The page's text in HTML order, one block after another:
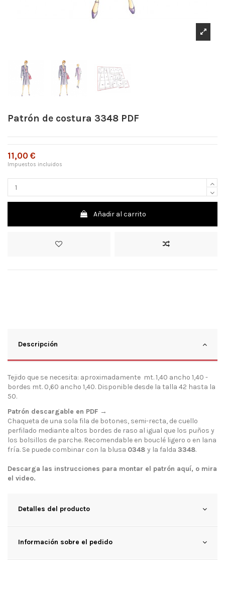
Patrón de costura 3348 PDF
11,00 €
Impuestos incluidos
Añadir al carrito
Descripción
Tejido que se necesita: aproximadamente mt. 1,40 ancho 1,40 -
bordes mt. 0,60 ancho 1,40. Disponible desde la talla 42 hasta la
50.
Patrón descargable en PDF →
Chaqueta de una sola fila de botones, semi-recta, de cuello
perfilado mediante altos bordes de raso al igual que los puños y
los bolsillos de parche. Recomendable en bouclé ligero o en lana
fría. Se puede combinar con la blusa 0348 y la falda 3348.
Descarga las instrucciones para montar el patrón aquí, o mira
el video.
Detalles del producto
Información sobre el pedido